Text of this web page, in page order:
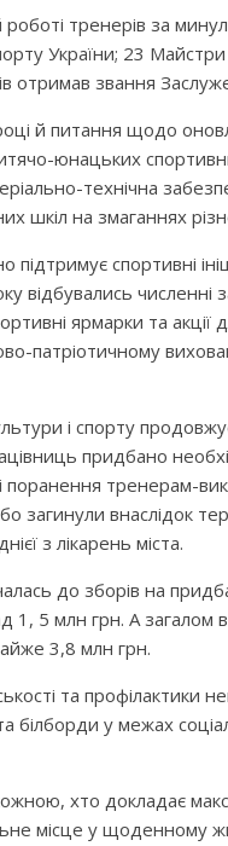
тренерів за
України; 23
отримав звання
й питання щодо
юнацьких
технічна
шкіл на змаганнях
підтримує спортивні
відбувались численні
ярмарки та
патріотичному
і спорту
придбано
тренерам-
загинули внаслідок
з лікарень міста.
до зборів на
1, 5 млн грн. А загалом
3,8 млн грн.
та профілактики
білборди у межах
хто докладає
місце у